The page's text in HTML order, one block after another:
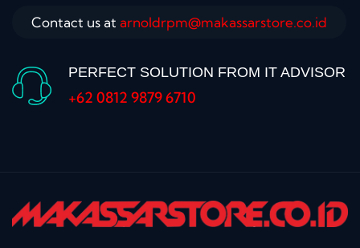
Contact us at arnoldrpm@makassarstore.co.id
PERFECT SOLUTION FROM IT ADVISOR
+62 0812 9879 6710